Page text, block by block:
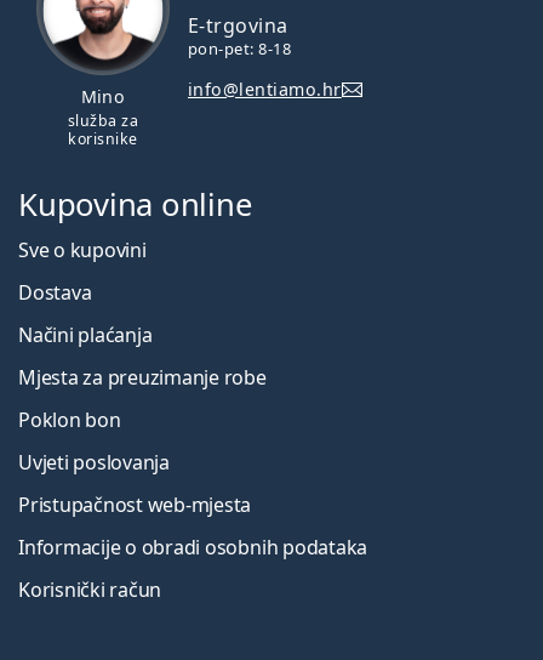
Mino
služba za
korisnike
E-trgovina
pon-pet: 8-18
info@lentiamo.hr
Kupovina online
Sve o kupovini
Dostava
Načini plaćanja
Mjesta za preuzimanje robe
Poklon bon
Uvjeti poslovanja
Pristupačnost web-mjesta
Informacije o obradi osobnih podataka
Korisnički račun